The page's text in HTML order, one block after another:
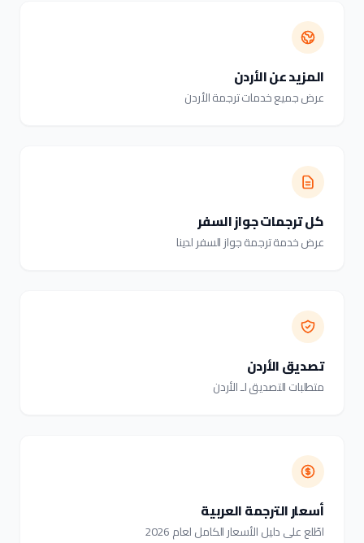
المزيد عن الأردن
عرض جميع خدمات ترجمة الأردن
كل ترجمات جواز السفر
عرض خدمة ترجمة جواز السفر لدينا
تصديق الأردن
متطلبات التصديق لـ الأردن
أسعار الترجمة العربية
اطّلع على دليل الأسعار الكامل لعام 2026